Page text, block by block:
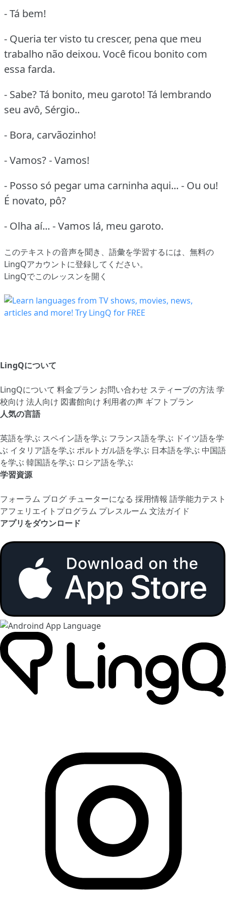
- Tá bem!
- Queria ter visto tu crescer, pena que meu
trabalho não deixou. Você ficou bonito com
essa farda.
- Sabe? Tá bonito, meu garoto! Tá lembrando
seu avô, Sérgio..
- Bora, carvãozinho!
- Vamos? - Vamos!
- Posso só pegar uma carninha aqui... - Ou ou!
É novato, pô?
- Olha aí... - Vamos lá, meu garoto.
このテキストの音声を聞き、語彙を学習するには、 無料の
LingQアカウントに登録してください。
LingQでこのレッスンを開く
LingQについて
LingQについて 料金プラン お問い合わせ スティーブの方法学
校向け 法人向け 図書館向け 利用者の声 ギフトプラン
人気の言語
英語を学ぶ スペイン語を学ぶ フランス語を学ぶ ドイツ語を学
ぶ イタリア語を学ぶ ポルトガル語を学ぶ 日本語を学ぶ 中国語
を学ぶ 韓国語を学ぶ ロシア語を学ぶ
学習資源
フォーラム ブログチューターになる 採用情報 語学能力テスト
アフェリエイトプログラム プレスルーム 文法ガイド
アプリをダウンロード